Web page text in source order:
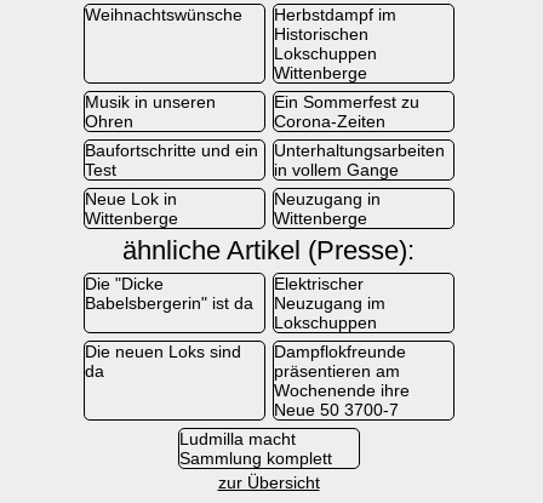
Weihnachtswünsche
Herbstdampf im
Historischen
Lokschuppen
Wittenberge
Musik in unseren
Ohren
Ein Sommerfest zu
Corona-Zeiten
Baufortschritte und ein
Test
Unterhaltungsarbeiten
in vollem Gange
Neue Lok in
Wittenberge
Neuzugang in
Wittenberge
ähnliche Artikel (Presse):
Die "Dicke
Babelsbergerin" ist da
Elektrischer
Neuzugang im
Lokschuppen
Die neuen Loks sind
da
Dampflokfreunde
präsentieren am
Wochenende ihre
Neue 50 3700-7
Ludmilla macht
Sammlung komplett
zur Übersicht